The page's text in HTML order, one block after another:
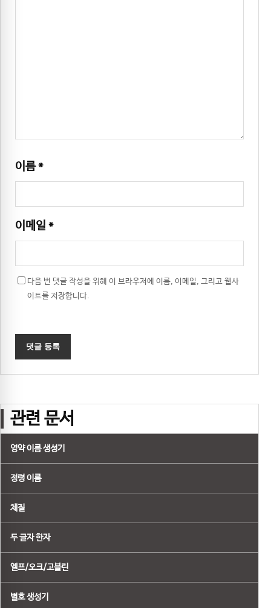
이름*
이메일 *
다음 번 댓글 작성을 위해 이 브라우저에 이름, 이메일, 그리고 웹사
이트를 저장합니다.
관련 문서
영약 이름 생성기
정령 이름
체질
두 글자 한자
엘프/오크/고블린
별호 생성기